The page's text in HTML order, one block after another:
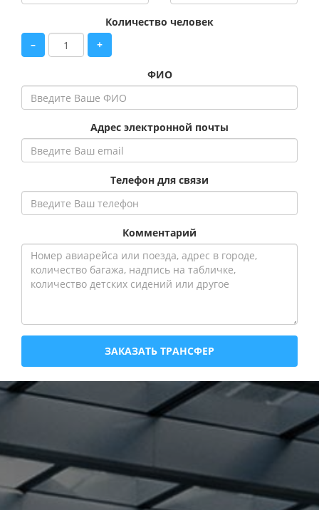
Количество человек
–
+
ФИО
Адрес электронной почты
Телефон для связи
Комментарий
ЗАКАЗАТЬ ТРАНСФЕР